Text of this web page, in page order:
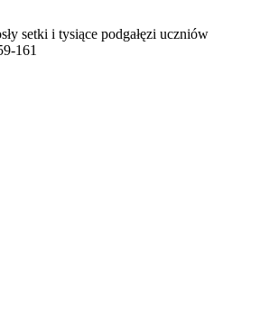
setki i tysiące podgałęzi uczniów
161